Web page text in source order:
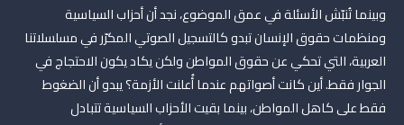
وبينما تُنبّش الأسئلة في عمق الموضوع، نجد أن أحزاب السياسية
ومنظمات حقوق الإنسان تبدو كالتسجيل الصوتي المكرّر في مسلسلاتنا
العربية، التي تحكي عن حقوق المواطن ولكن يكاد يكون الاحتجاج في
الجوار فقط. أين كانت أصواتهم عندما أُعلنت الأزمة؟ يبدو أن الضغوط
فقط على كاهل المواطن، بينما بقيت الأحزاب السياسية تتبادل